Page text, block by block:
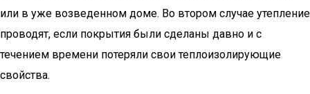
или в уже возведенном доме. Во втором случае утепление
проводят, если покрытия были сделаны давно и с
течением времени потеряли свои теплоизолирующие
свойства.